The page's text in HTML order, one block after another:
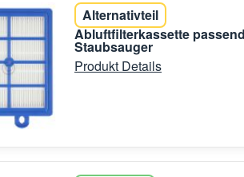
Alternativteil
Abluftfilterkassette
Staubsauger
Produkt Details